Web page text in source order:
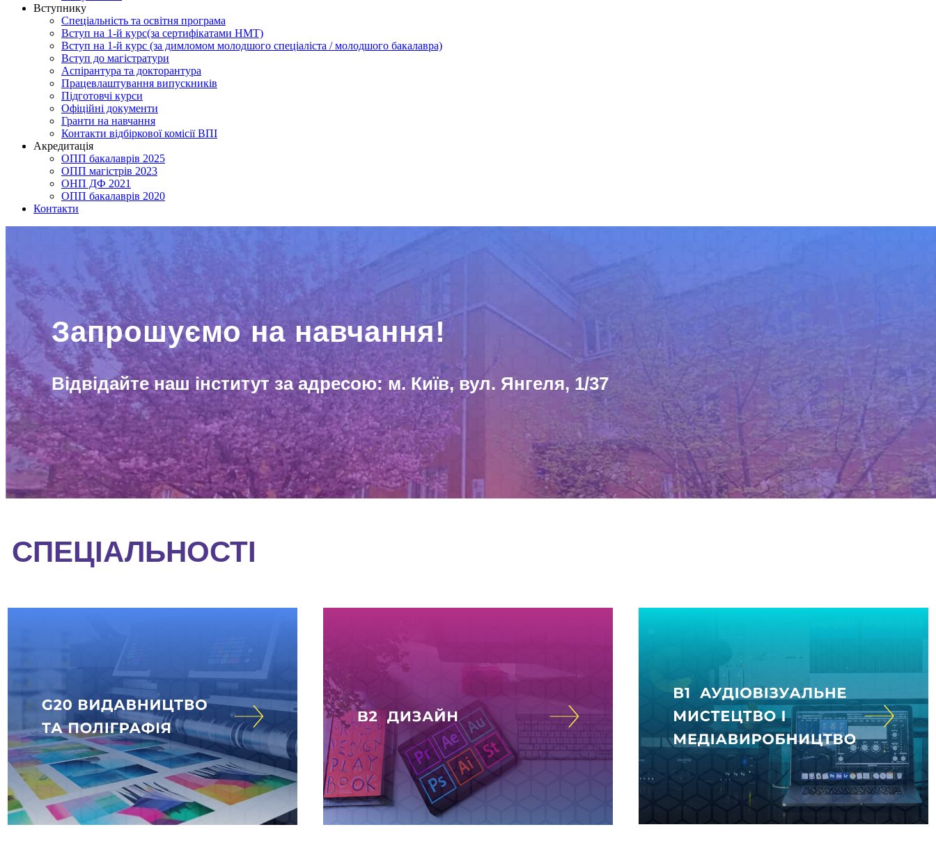
Вступнику
Спеціальність та освітня програма
Вступ на 1-й курс(за сертифікатами НМТ)
Вступ на 1-й курс (за димломом молодшого спеціаліста / молодшого бакалавра)
Вступ до магістратури
Аспірантура та докторантура
Працевлаштування випускників
Підготовчі курси
Офіційні документи
Гранти на навчання
Контакти відбіркової комісії ВПІ
Акредитація
ОПП бакалаврів 2025
ОПП магістрів 2023
ОНП ДФ 2021
ОПП бакалаврів 2020
Контакти
Запрошуємо на навчання!
Відвідайте наш інститут за адресою: м. Київ, вул. Янгеля, 1/37
СПЕЦІАЛЬНОСТІ